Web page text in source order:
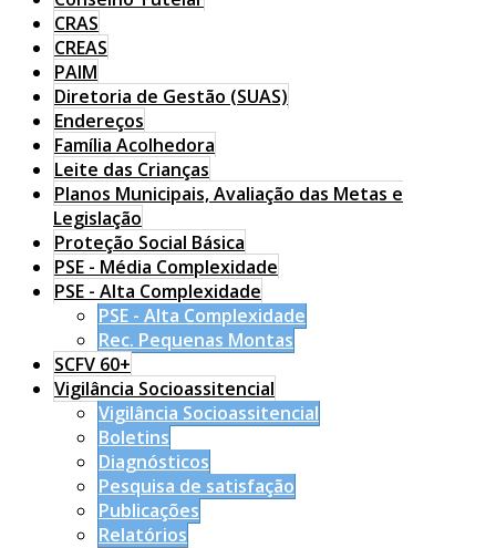
CRAS
CREAS
PAIM
Diretoria de Gestão (SUAS)
Endereços
Família Acolhedora
Leite das Crianças
Planos Municipais, Avaliação das Metas e
Legislação
Proteção Social Básica
PSE - Média Complexidade
PSE - Alta Complexidade
PSE - Alta Complexidade
Rec. Pequenas Montas
SCFV 60+
Vigilância Socioassitencial
Vigilância Socioassitencial
Boletins
Diagnósticos
Pesquisa de satisfação
Publicações
Relatórios